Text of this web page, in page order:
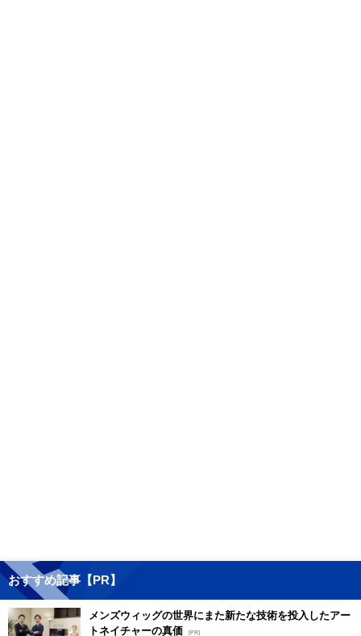
おすすめ記事【PR】
メンズウィッグの世界にまた新たな技術を投入したアー
トネイチャーの真価 [PR]